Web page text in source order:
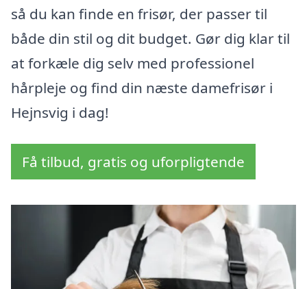
så du kan finde en frisør, der passer til
både din stil og dit budget. Gør dig klar til
at forkæle dig selv med professionel
hårpleje og find din næste damefrisør i
Hejnsvig i dag!
Få tilbud, gratis og uforpligtende